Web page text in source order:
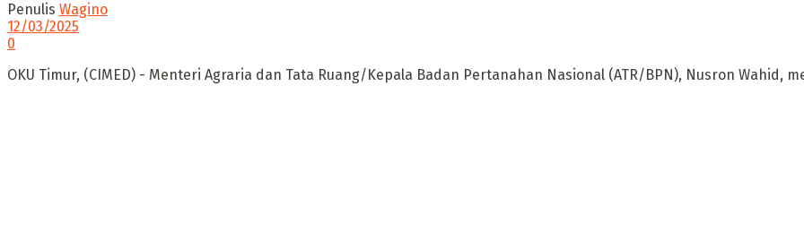
Penulis Wagino
12/03/2025
0
OKU Timur, (CIMED) - Menteri Agraria dan Tata Ruang/Kepala Badan Pertanahan Nasional (ATR/BPN), Nusron Wahid,